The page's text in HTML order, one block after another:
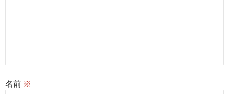
名前 ※